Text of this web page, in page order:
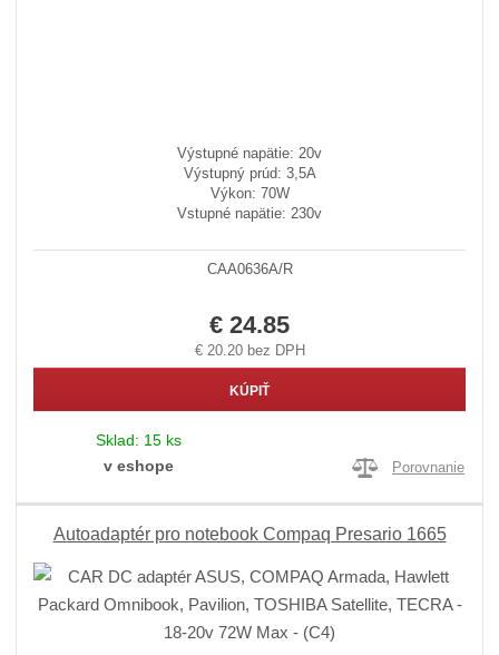
Výstupné napätie: 20v
Výstupný prúd: 3,5A
Výkon: 70W
Vstupné napätie: 230v
CAA0636A/R
€ 24.85
€ 20.20 bez DPH
KÚPIŤ
Sklad: 15 ks
v eshope
Porovnanie
Autoadaptér pro notebook Compaq Presario 1665